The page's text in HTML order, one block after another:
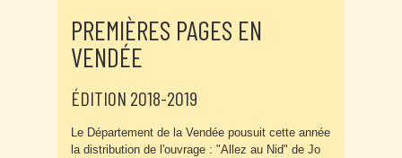
PREMIÈRES PAGES EN
VENDÉE
ÉDITION 2018-2019
Le Département de la Vendée pousuit cette année
la distribution de l'ouvrage : "Allez au Nid" de Jo